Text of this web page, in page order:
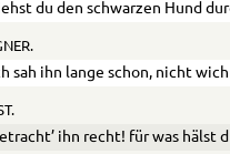
du den schwarzen Hund
sah ihn lange schon, nicht
ihn recht! für was hälst